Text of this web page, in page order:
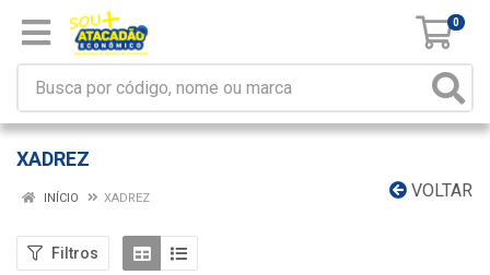
0
XADREZ
VOLTAR
INÍCIO XADREZ
Filtros